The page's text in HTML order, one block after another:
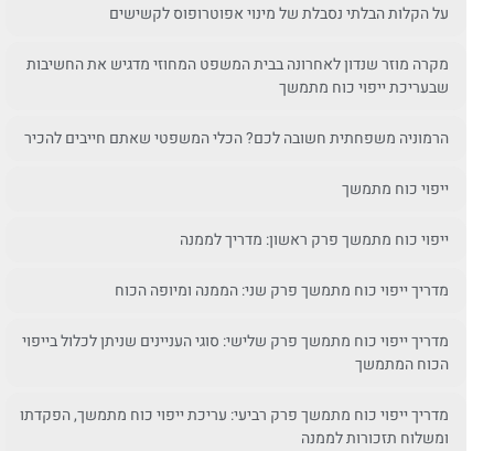
על הקלות הבלתי נסבלת של מינוי אפוטרופוס לקשישים
מקרה מוזר שנדון לאחרונה בבית המשפט המחוזי מדגיש את החשיבות
שבעריכת ייפוי כוח מתמשך
הרמוניה משפחתית חשובה לכם? הכלי המשפטי שאתם חייבים להכיר
ייפוי כוח מתמשך
ייפוי כוח מתמשך פרק ראשון: מדריך לממנה
מדריך ייפוי כוח מתמשך פרק שני: הממנה ומיופה הכוח
מדריך ייפוי כוח מתמשך פרק שלישי: סוגי העניינים שניתן לכלול בייפוי
הכוח המתמשך
מדריך ייפוי כוח מתמשך פרק רביעי: עריכת ייפוי כוח מתמשך, הפקדתו
ומשלוח תזכורות לממנה